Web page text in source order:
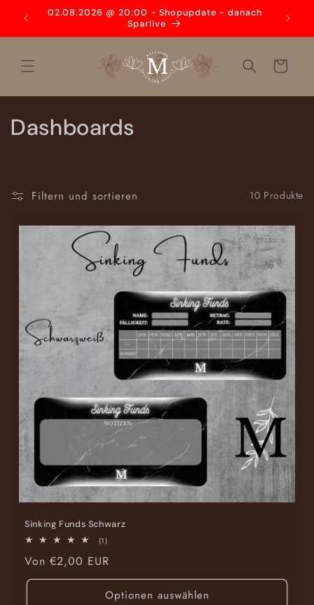
zum
02.08.2026 @ 20:00 - Shopupdate - danach
Sparlive
Warenkorb
K
e
Dashboards
Filtern und sortieren 10 Produkte
Sinking Funds Schwarz
(1)1
insgesamt
Normaler
Preis
Von €2,00 EUR
Optionen auswählen